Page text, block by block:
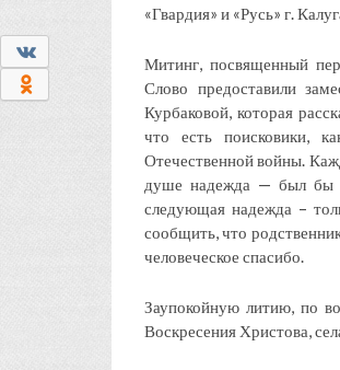
«Гвардия» и «Русь» г.
Митинг, посвященный
Слово предоставили
Курбаковой, которая
что есть поисковики,
Отечественной войны.
душе надежда — был бы
следующая надежда –
сообщить, что
человеческое спасибо.
Заупокойную литию, по
Воскресения Христова,